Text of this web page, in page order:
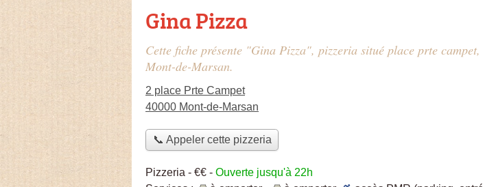
Gina Pizza
Cette fiche présente "Gina Pizza", pizzeria situé place prte campet,
Mont-de-Marsan.
2 place Prte Campet
40000 Mont-de-Marsan
📞 Appeler cette pizzeria
Pizzeria - €€ - Ouverte jusqu'à 22h